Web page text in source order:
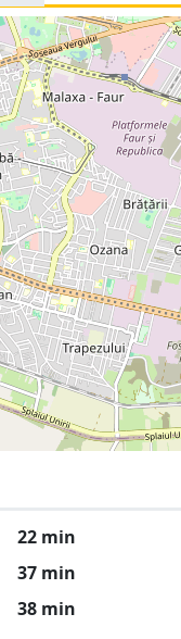
22 min
37 min
38 min